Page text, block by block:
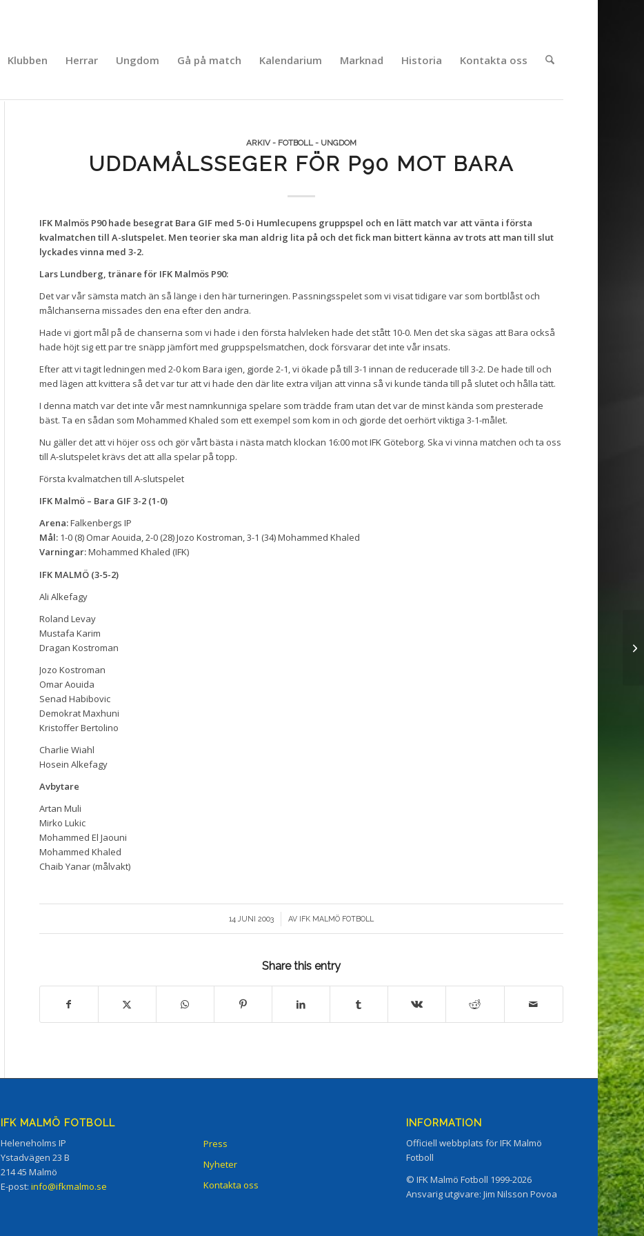
Klubben Herrar Ungdom Gå på match Kalendarium Marknad Historia Kontakta oss
ARKIV - FOTBOLL - UNGDOM
UDDAMÅLSSEGER FÖR P90 MOT BARA
IFK Malmös P90 hade besegrat Bara GIF med 5-0 i Humlecupens gruppspel och en lätt match var att vänta i första
kvalmatchen till A-slutspelet. Men teorier ska man aldrig lita på och det fick man bittert känna av trots att man till slut
lyckades vinna med 3-2.
Lars Lundberg, tränare för IFK Malmös P90:
Det var vår sämsta match än så länge i den här turneringen. Passningsspelet som vi visat tidigare var som bortblåst och
målchanserna missades den ena efter den andra.
Hade vi gjort mål på de chanserna som vi hade i den första halvleken hade det stått 10-0. Men det ska sägas att Bara också
hade höjt sig ett par tre snäpp jämfört med gruppspelsmatchen, dock försvarar det inte vår insats.
Efter att vi tagit ledningen med 2-0 kom Bara igen, gjorde 2-1, vi ökade på till 3-1 innan de reducerade till 3-2. De hade till och
med lägen att kvittera så det var tur att vi hade den där lite extra viljan att vinna så vi kunde tända till på slutet och hålla tätt.
I denna match var det inte vår mest namnkunniga spelare som trädde fram utan det var de minst kända som presterade
bäst. Ta en sådan som Mohammed Khaled som ett exempel som kom in och gjorde det oerhört viktiga 3-1-målet.
Nu gäller det att vi höjer oss och gör vårt bästa i nästa match klockan 16:00 mot IFK Göteborg. Ska vi vinna matchen och ta oss
till A-slutspelet krävs det att alla spelar på topp.
Första kvalmatchen till A-slutspelet
IFK Malmö – Bara GIF 3-2 (1-0)
Arena:Falkenbergs IP
Mål:1-0 (8) Omar Aouida, 2-0 (28) Jozo Kostroman, 3-1 (34) Mohammed Khaled
Varningar:Mohammed Khaled (IFK)
IFK MALMÖ (3-5-2)
Ali Alkefagy
Roland Levay
Mustafa Karim
Dragan Kostroman
Jozo Kostroman
Omar Aouida
Senad Habibovic
Demokrat Maxhuni
Kristoffer Bertolino
Charlie Wiahl
Hosein Alkefagy
Avbytare
Artan Muli
Mirko Lukic
Mohammed El Jaouni
Mohammed Khaled
Chaib Yanar (målvakt)
14 JUNI 2003
/ AV IFK MALMÖ FOTBOLL
Share this entry
IFK MALMÖ FOTBOLL
Heleneholms IP
Ystadvägen 23 B
214 45 Malmö
E-post:info@ifkmalmo.se
Press
Nyheter
Kontakta oss
INFORMATION
Officiell webbplats för IFK Malmö
Fotboll
© IFK Malmö Fotboll 1999-2026
Ansvarig utgivare: Jim Nilsson Povoa